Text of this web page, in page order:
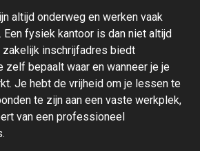
altijd onderweg en werken vaak
Een fysiek kantoor is dan niet altijd
inschrijfadres biedt
zelf bepaalt waar en wanneer je je
Je hebt de vrijheid om je lessen te
te zijn aan een vaste werkplek,
van een professioneel